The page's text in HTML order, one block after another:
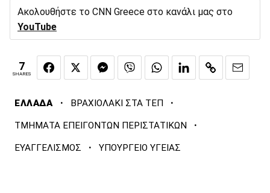
Ακολουθήστε το CNN Greece στο κανάλι μας στο
YouTube
7
SHARES
ΕΛΛΑΔΑ · ΒΡΑΧΙΟΛΑΚΙ ΣΤΑ ΤΕΠ ·
ΤΜΗΜΑΤΑ ΕΠΕΙΓΟΝΤΩΝ ΠΕΡΙΣΤΑΤΙΚΩΝ ·
ΕΥΑΓΓΕΛΙΣΜΟΣ · ΥΠΟΥΡΓΕΙΟ ΥΓΕΙΑΣ